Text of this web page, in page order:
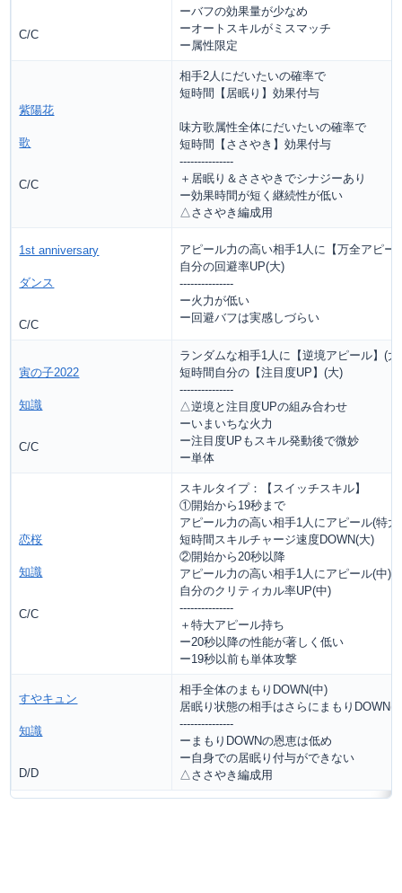
C/C
ーバフの効果量が少なめ
ーオートスキルがミスマッチ
ー属性限定
紫陽花
歌
C/C
相手2人にだいたいの確率で
短時間【居眠り】効果付与
味方歌属性全体にだいたいの確率で
短時間【ささやき】効果付与
---------------
＋居眠り＆ささやきでシナジーあり
ー効果時間が短く継続性が低い
△ささやき編成用
1st anniversary
ダンス
C/C
アピール力の高い相手1人に【万全アピー
自分の回避率UP(大)
---------------
ー火力が低い
ー回避バフは実感しづらい
寅の子2022
知識
C/C
ランダムな相手1人に【逆境アピール】(
短時間自分の【注目度UP】(大)
---------------
△逆境と注目度UPの組み合わせ
ーいまいちな火力
ー注目度UPもスキル発動後で微妙
ー単体
恋桜
知識
C/C
スキルタイプ：【スイッチスキル】
①開始から19秒まで
アピール力の高い相手1人にアピール(特大
短時間スキルチャージ速度DOWN(大)
②開始から20秒以降
アピール力の高い相手1人にアピール(中)
自分のクリティカル率UP(中)
---------------
＋特大アピール持ち
ー20秒以降の性能が著しく低い
ー19秒以前も単体攻撃
すやキュン
知識
D/D
相手全体のまもりDOWN(中)
居眠り状態の相手はさらにまもりDOWN(
---------------
ーまもりDOWNの恩恵は低め
ー自身での居眠り付与ができない
△ささやき編成用